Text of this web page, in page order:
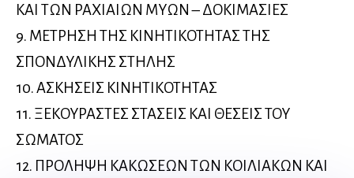
ΚΑΙ ΤΩΝ ΡΑΧΙΑΙΩΝ ΜΥΩΝ – ΔΟΚΙΜΑΣΙΕΣ
9. ΜΕΤΡΗΣΗ ΤΗΣ ΚΙΝΗΤΙΚΟΤΗΤΑΣ ΤΗΣ
ΣΠΟΝΔΥΛΙΚΗΣ ΣΤΗΛΗΣ
10. ΑΣΚΗΣΕΙΣ ΚΙΝΗΤΙΚΟΤΗΤΑΣ
11. ΞΕΚΟΥΡΑΣΤΕΣ ΣΤΑΣΕΙΣ ΚΑΙ ΘΕΣΕΙΣ ΤΟΥ
ΣΩΜΑΤΟΣ
12. ΠΡΟΛΗΨΗ ΚΑΚΩΣΕΩΝ ΤΩΝ ΚΟΙΛΙΑΚΩΝ ΚΑΙ